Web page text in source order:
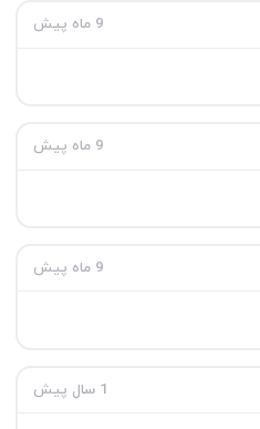
9 ماه پیش
9 ماه پیش
9 ماه پیش
1 سال پیش